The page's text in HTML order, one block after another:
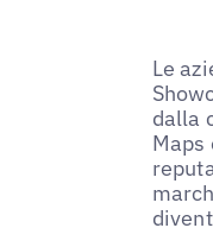
Le
dalla
Maps